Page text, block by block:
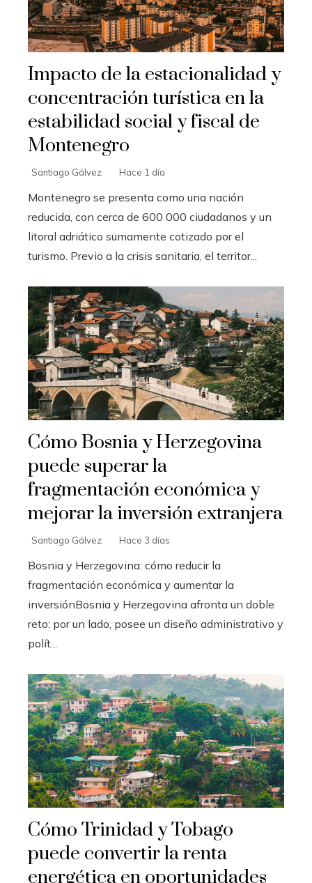
Impacto de la estacionalidad y
concentración turística en la
estabilidad social y fiscal de
Montenegro
Santiago Gálvez Hace 1 día
Montenegro se presenta como una nación
reducida, con cerca de 600 000 ciudadanos y un
litoral adriático sumamente cotizado por el
turismo. Previo a la crisis sanitaria, el territor...
Cómo Bosnia y Herzegovina
puede superar la
fragmentación económica y
mejorar la inversión extranjera
Santiago Gálvez Hace 3 días
Bosnia y Herzegovina: cómo reducir la
fragmentación económica y aumentar la
inversiónBosnia y Herzegovina afronta un doble
reto: por un lado, posee un diseño administrativo y
polít...
Cómo Trinidad y Tobago
puede convertir la renta
energética en oportunidades